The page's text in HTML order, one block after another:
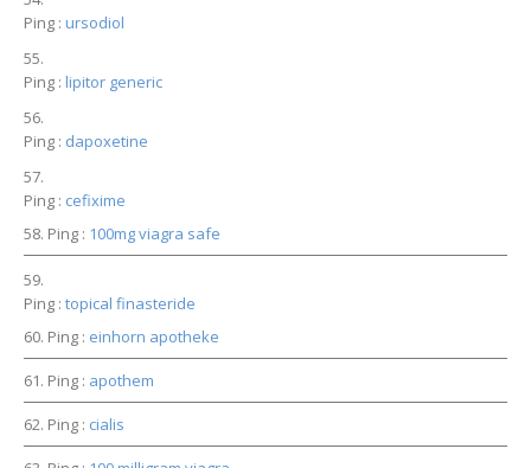
Ping : ursodiol
Ping : lipitor generic
Ping : dapoxetine
Ping : cefixime
Ping : 100mg viagra safe
Ping : topical finasteride
Ping : einhorn apotheke
Ping : apothem
Ping : cialis